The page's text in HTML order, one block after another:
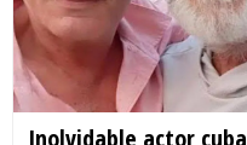
Inolvidable actor